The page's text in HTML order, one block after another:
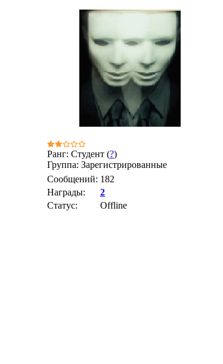
Ранг: Студент (?)
Группа: Зарегистрированные
Сообщений: 182
Награды:
2
Статус:
Offline